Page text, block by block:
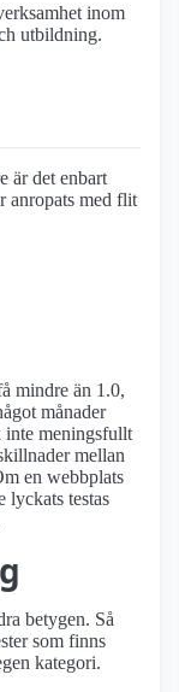
inom
utbildning.
är det enbart
anropats med flit
mindre än 1.0,
månader
inte meningsfullt
mellan
en webbplats
lyckats testas
betygen. Så
som finns
kategori.